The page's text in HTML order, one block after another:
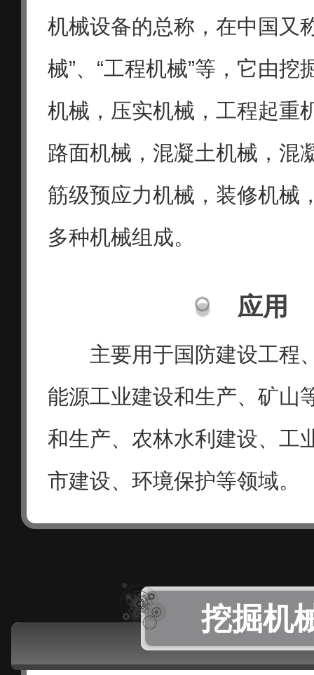
机械设备的总称，在中国又
械”、“工程机械”等，它由挖
机械，压实机械，工程起重
路面机械，混凝土机械，混
筋级预应力机械，装修机械
多种机械组成。
应用
主要用于国防建设工程
能源工业建设和生产、矿山
和生产、农林水利建设、工
市建设、环境保护等领域。
挖掘机